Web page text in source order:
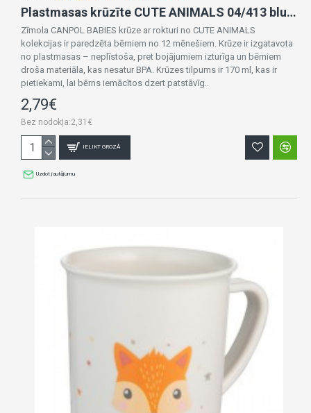
Plastmasas krūzīte CUTE ANIMALS 04/413 blue DOG
Zīmola CANPOL BABIES krūze ar rokturi no CUTE ANIMALS
kolekcijas ir paredzēta bērniem no 12 mēnešiem. Krūze ir izgatavota
no plastmasas – neplīstoša, pret bojājumiem izturīga un bērniem
droša materiāla, kas nesatur BPA. Krūzes tilpums ir 170 ml, kas ir
pietiekami, lai bērns iemācītos dzert patstāvīg..
2,79€
Bez nodokļa:2,31€
IELIKT GROZĀ
Uzdot jautājumu